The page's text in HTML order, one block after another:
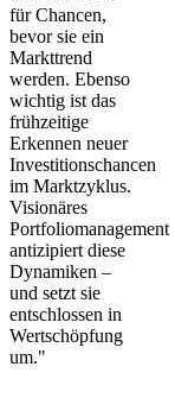
für Chancen,
bevor sie ein
Markttrend
werden. Ebenso
wichtig ist das
frühzeitige
Erkennen neuer
Investitionschancen
im Marktzyklus.
Visionäres
Portfoliomanagement
antizipiert diese
Dynamiken –
und setzt sie
entschlossen in
Wertschöpfung
um."